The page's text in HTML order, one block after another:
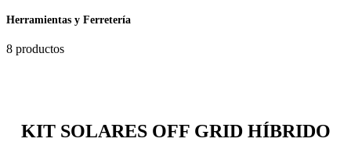
Herramientas y Ferretería
8 productos
KIT SOLARES OFF GRID HÍBRIDO